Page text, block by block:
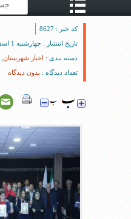
کد خبر : 8627
تاریخ انتشار : چهارشنبه 1 اسفند 1403 - 16:09
دسته بندی : اخبار شهرستان
تعداد دیدگاه : بدون دیدگاه